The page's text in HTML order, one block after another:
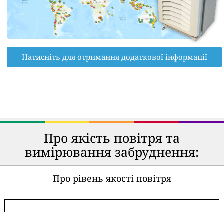
Натисніть для отримання додаткової інформації
Про якість повітря та
вимірювання забруднення:
Про рівень якості повітря